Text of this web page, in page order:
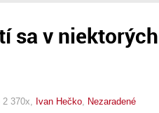
sa v
2 370x, Ivan Hečko Nezaradené